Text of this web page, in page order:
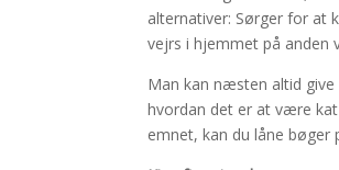
alternativer: Sørger for at
vejrs i hjemmet på anden
Man kan næsten altid give
hvordan det er at være
emnet, kan du låne bøger